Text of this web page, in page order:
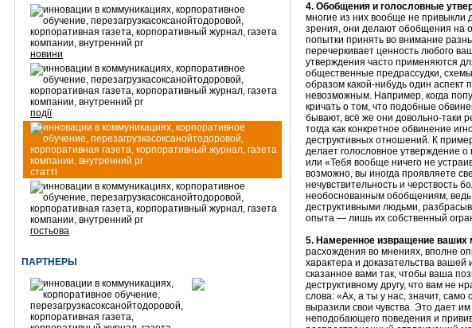
новини
події
статті
гостьова
ПАРТНЕРЫ
4. Обобщения и голословные
многие из них вообще не привыкли
зрения, они делают обобщения на
попытки принять во внимание
перечеркивает ценность любого
утверждения часто применяются
общественные предрассудки,
образом какой-нибудь один аспект
невозможным. Например, когда
кричать о том, что подобные
бывают, всё же они довольно-таки
тогда как конкретное обвинение
деструктивных отношений. К
делает голословное утверждение
или «Тебя вообще ничего не
возможно, вы иногда проявляете
нечувствительность и черствость
необоснованным обобщениям,
деструктивными людьми,
опыта — лишь их собственный
5. Намеренное извращение ваших
расхождения во мнениях, вполне
характера и доказательства
сказанное вами так, чтобы ваша
деструктивному другу, что вам не
слова: «Ах, а ты у нас, значит,
выразили свои чувства. Это дает
неподобающего поведения и